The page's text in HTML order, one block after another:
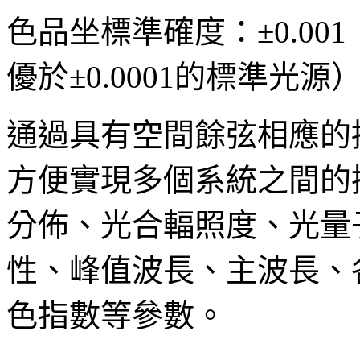
色品坐標準確度：
優於±0.0001的標準光源
通過具有空間餘弦相應
方便實現多個系統之間
分佈、光合輻照度、光
性、峰值波長、主波長
色指數等參數。